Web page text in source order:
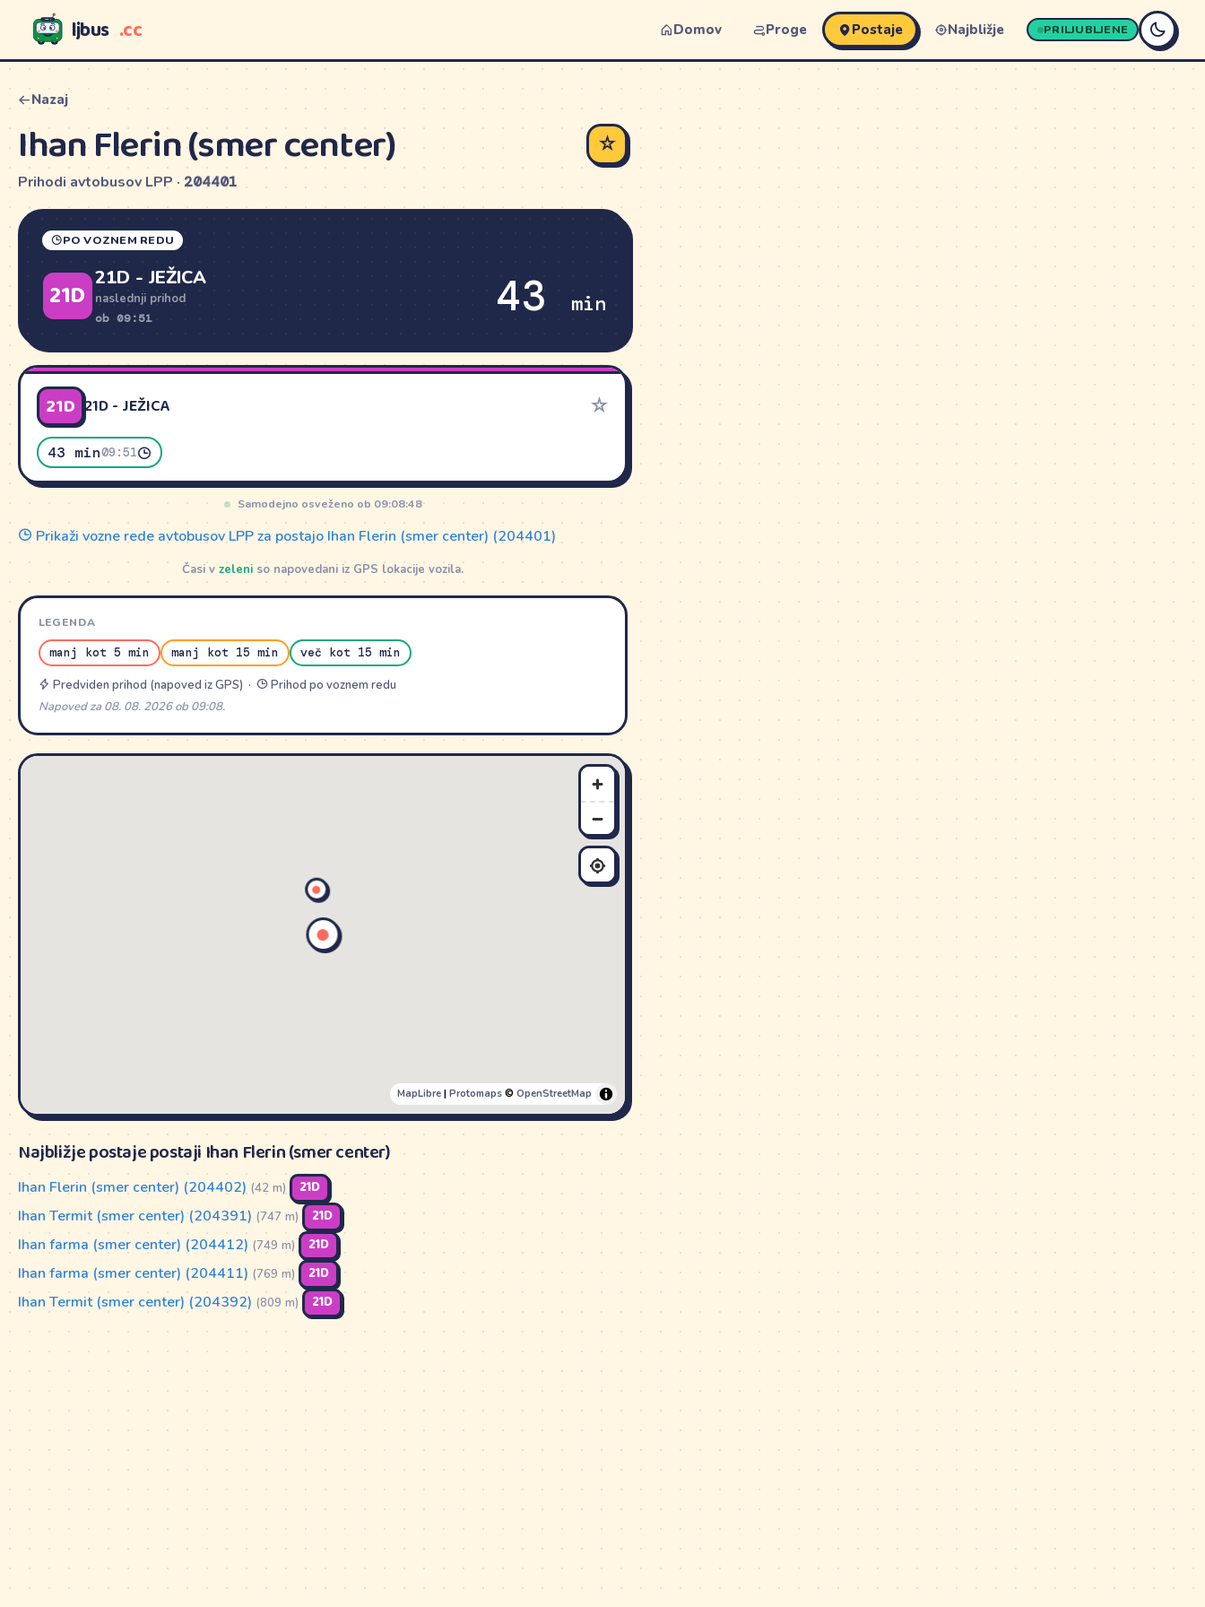
LJBUS ljbus .cc Domov Proge Postaje Najbližje PRILJUBLJENE
Nazaj
Ihan Flerin (smer center)
Prihodi avtobusov LPP · 204401
☆
PO VOZNEM REDU
21D 21D - JEŽICA
naslednji prihod
ob 09:51 43 min
21D 21D - JEŽICA ☆
43 min09:51
Samodejno osveženo ob 09:08:48
Prikaži vozne rede avtobusov LPP za postajo Ihan Flerin (smer center) (204401)
Časi v zeleni so napovedani iz GPS lokacije vozila.
LEGENDA
manj kot 5 min manj kot 15 min več kot 15 min
Predviden prihod (napoved iz GPS) ·
Prihod po voznem redu
Napoved za 08. 08. 2026 ob 09:08.
MapLibre| Protomaps© OpenStreetMap
Najbližje postaje postaji Ihan Flerin (smer center)
Ihan Flerin (smer center) (204402) (42 m) 21D
Ihan Termit (smer center) (204391) (747 m) 21D
Ihan farma (smer center) (204412) (749 m) 21D
Ihan farma (smer center) (204411) (769 m) 21D
Ihan Termit (smer center) (204392) (809 m) 21D